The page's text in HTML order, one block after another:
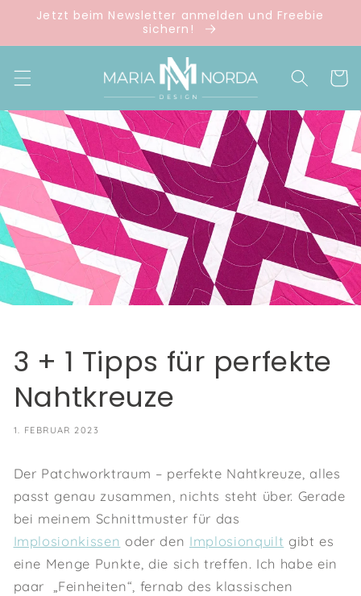
zum
Jetzt beim Newsletter anmelden und Freebie
sichern!
3 + 1 Tipps für perfekte
Nahtkreuze
1. FEBRUAR 2023
Der Patchworktraum – perfekte Nahtkreuze, alles
passt genau zusammen, nichts steht über. Gerade
bei meinem Schnittmuster für das
Implosionkissen oder den Implosionquilt gibt es
eine Menge Punkte, die sich treffen. Ich habe ein
paar „Feinheiten“, fernab des klassischen